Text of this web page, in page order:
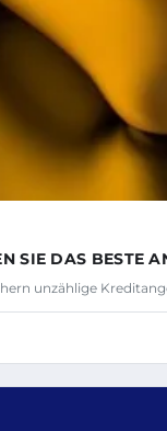
SIE DAS BESTE
unzählige